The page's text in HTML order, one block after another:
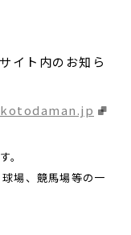
イト内のお知ら
。
場、競馬場等の一